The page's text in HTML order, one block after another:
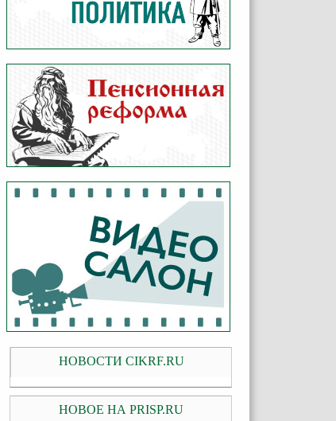
НОВОСТИ CIKRF.RU
НОВОЕ НА PRISP.RU